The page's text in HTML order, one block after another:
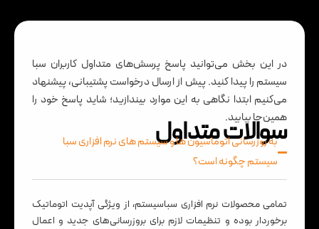
در این بخش می‌توانید پاسخ پرسش‌های متداول کاربران سبا
سیستم را پیدا کنید. پیش از ارسال درخواست پشتیبانی، پیشنهاد
می‌کنیم ابتدا نگاهی به این موارد بیندازید؛ شاید پاسخ خود را
همین‌جا بیابید.
سوالات متداول
به روز‌رسانی اتوماسیون ها و سیستم های نرم افزاری سبا
سیستم چگونه است؟
تمامی محصولات نرم افزاری سباسیستم، از ویژگی آپدیت اتوماتیک
برخوردار بوده و تنظیمات لازم برای بروزرسانی‌های جدید و اعمال